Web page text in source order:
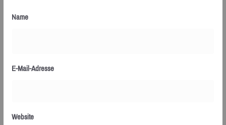
Name
E-Mail-Adresse
Website